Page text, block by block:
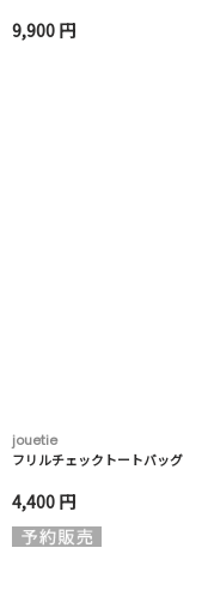
9,900 円
jouetie
フリルチェックトートバッグ
4,400 円